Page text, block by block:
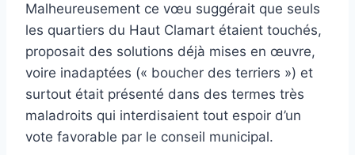
Malheureusement ce vœu suggérait que seuls
les quartiers du Haut Clamart étaient touchés,
proposait des solutions déjà mises en œuvre,
voire inadaptées (« boucher des terriers ») et
surtout était présenté dans des termes très
maladroits qui interdisaient tout espoir d’un
vote favorable par le conseil municipal.